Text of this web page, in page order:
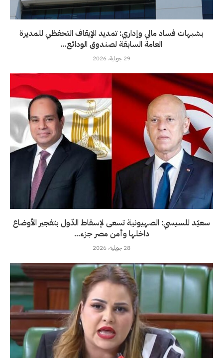
بشبهات فساد مالي وإداري: تمديد الإيقاف التحفظي للمديرة
العامة السابقة لصندوق الودائع...
29 جويلية، 2026
سعيّد للسيسي: الصهيونية تسعى لإسقاط الدّول بتفجير الأوضاع
داخلها وأمن مصر جزء...
28 جويلية، 2026